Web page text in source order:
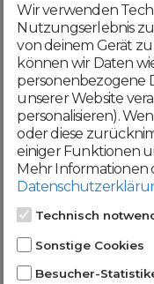
Mit deiner
dass du die
Werde
Wir verwenden
Nutzungserlebnis
von deinem Gerät
können wir Daten
personenbezogene
unserer Website
personalisieren).
oder diese
einiger Funktionen
Mehr Informationen
Technisch
Sonstige Cookies
Besucher-